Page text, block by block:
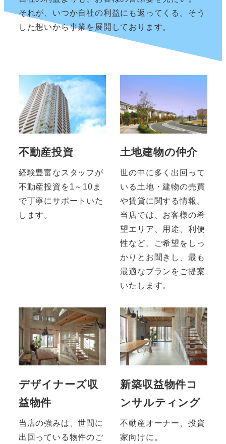
それが、いつか自社の利益にも返ってくる。そう
した想いから事業を展開しております。
不動産投資
経験豊富なスタッフが
不動産投資を1～10ま
で丁寧にサポートいた
します。
土地建物の仲介
世の中に多く出回って
いる土地・建物の売買
や賃貸に関する情報。
当店では、お客様の希
望エリア、用途、利便
性など。ご希望をしっ
かりとお聞きし、最も
最適なプランをご提案
いたします。
デザイナーズ収
益物件
当店の強みは、世間に
出回っている物件のご
新築収益物件コ
ンサルティング
不動産オーナー、投資
家向けに。